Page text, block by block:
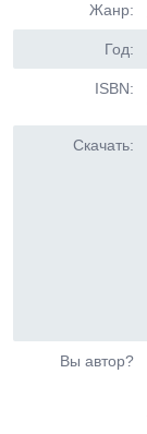
Жанр:
Год:
ISBN:
Скачать:
Вы автор?